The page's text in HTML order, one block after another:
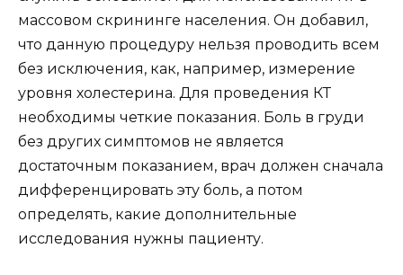
массовом скрининге населения. Он добавил,
что данную процедуру нельзя проводить всем
без исключения, как, например, измерение
уровня холестерина. Для проведения КТ
необходимы четкие показания. Боль в груди
без других симптомов не является
достаточным показанием, врач должен сначала
дифференцировать эту боль, а потом
определять, какие дополнительные
исследования нужны пациенту.